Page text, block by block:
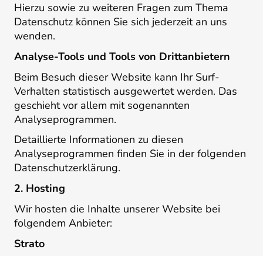
Hierzu sowie zu weiteren Fragen zum Thema
Datenschutz können Sie sich jederzeit an uns
wenden.
Analyse-Tools und Tools von Dritt­anbietern
Beim Besuch dieser Website kann Ihr Surf-
Verhalten statistisch ausgewertet werden. Das
geschieht vor allem mit sogenannten
Analyseprogrammen.
Detaillierte Informationen zu diesen
Analyseprogrammen finden Sie in der folgenden
Datenschutzerklärung.
2. Hosting
Wir hosten die Inhalte unserer Website bei
folgendem Anbieter:
Strato